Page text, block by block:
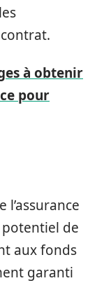
à obtenir
pour
l’assurance
de
aux fonds
garanti